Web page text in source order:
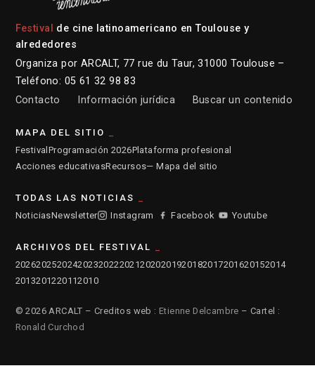
Festival
de cine latinoamericano en Toulouse y
alrededores
Organiza por ARCALT, 77 rue du Taur, 31000 Toulouse –
Teléfono: 05 61 32 98 83
Contacto
Información jurídica Buscar un contenido
MAPA DEL SITIO
Festival Programación 2026Plataforma profesional
Acciones educativasRecursos— Mapa del sitio
TODAS LAS NOTICIAS
NoticiasNewsletter Instagram Facebook Youtube
ARCHIVOS DEL FESTIVAL
2026202520242023202220212020201920182017201620152014
2013201220112010
© 2026 ARCALT – Creditos web : Etienne Delcambre – Cartel :
Ronald Curchod